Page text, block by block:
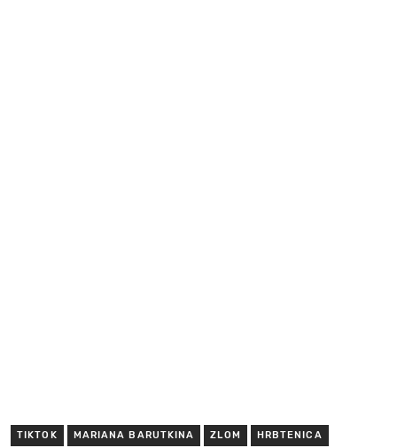
TIKTOK MARIANA BARUTKINA ZLOM HRBTENICA